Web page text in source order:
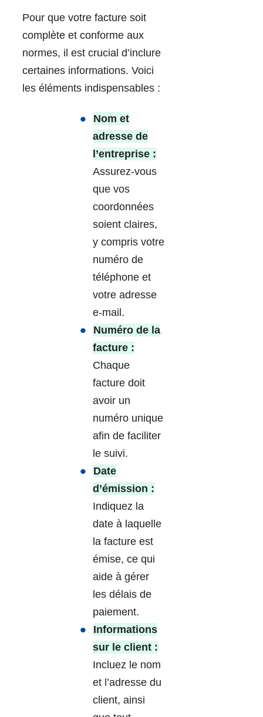
Pour que votre facture soit
complète et conforme aux
normes, il est crucial d’inclure
certaines informations. Voici
les éléments indispensables :
Nom et
adresse de
l’entreprise :
Assurez-vous
que vos
coordonnées
soient claires,
y compris votre
numéro de
téléphone et
votre adresse
e-mail.
Numéro de la
facture :
Chaque
facture doit
avoir un
numéro unique
afin de faciliter
le suivi.
Date
d’émission :
Indiquez la
date à laquelle
la facture est
émise, ce qui
aide à gérer
les délais de
paiement.
Informations
sur le client :
Incluez le nom
et l’adresse du
client, ainsi